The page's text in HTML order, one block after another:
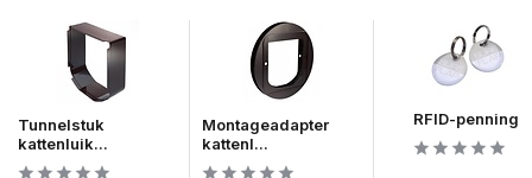
Tunnelstuk
kattenluik...
Montageadapter
kattenl...
RFID-penning